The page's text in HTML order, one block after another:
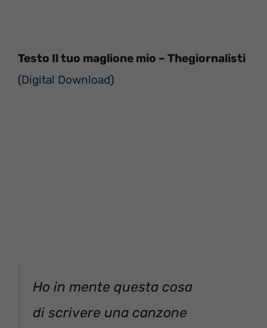
Testo Il tuo maglione mio – Thegiornalisti
(Digital Download)
Ho in mente questa cosa
di scrivere una canzone